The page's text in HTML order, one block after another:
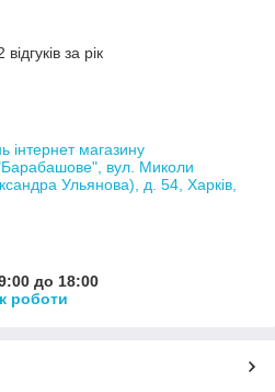
за рік
інтернет магазину
вул. Миколи
Ульянова), д. 54, Харків,
до 18:00
роботи